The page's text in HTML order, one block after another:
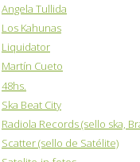
Angela Tullida
Los Kahunas
Liquidator
Martín Cueto
48hs.
Ska Beat City
Radiola Records (sello ska,
Scatter (sello de Satélite)